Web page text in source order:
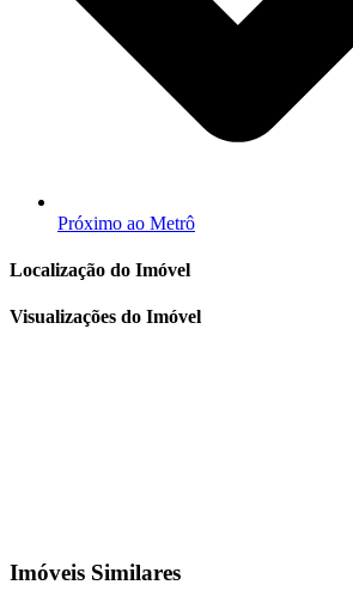
Próximo ao Metrô
Localização do Imóvel
Visualizações do Imóvel
Imóveis Similares